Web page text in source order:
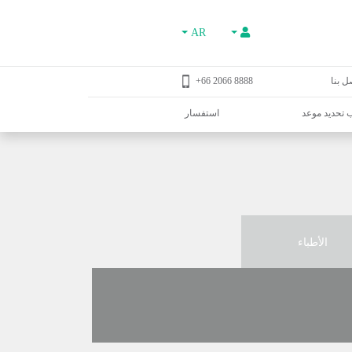
AR
بنا 8888 2066 66+
تحديد موعد استفسار
الأطباء